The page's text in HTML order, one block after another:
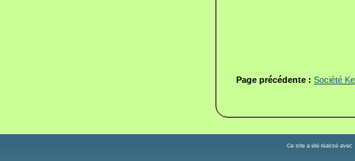
Page précédente :Société
Ce site a été réalisé avec